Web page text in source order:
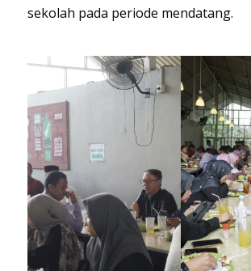
sekolah pada periode mendatang.